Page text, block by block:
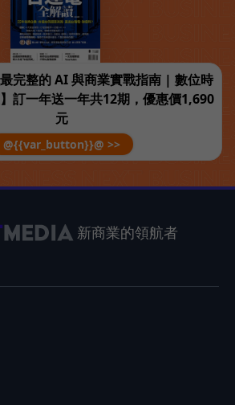
完整的 AI 與商業實戰指南 | 數位時
訂一年送一年共12期，優惠價1,690
元
@{{var_button}}@ >>
新商業的領航者